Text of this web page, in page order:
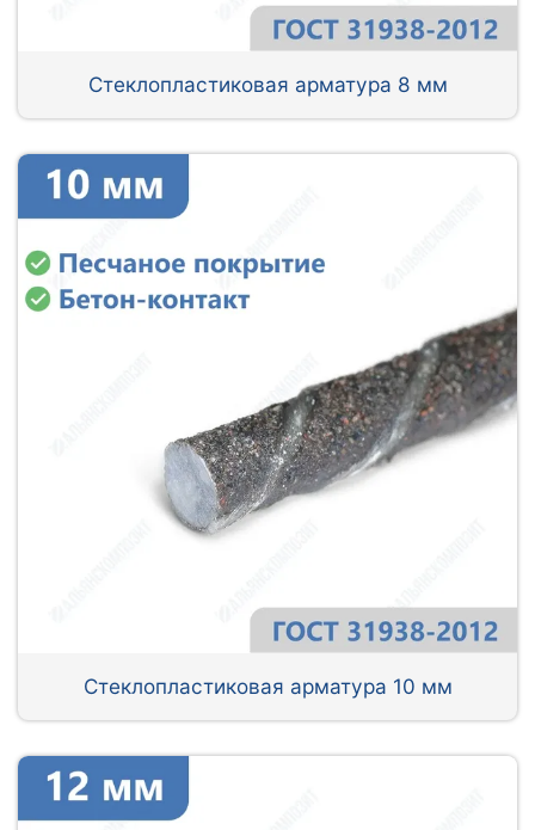
Стеклопластиковая арматура 8 мм
Стеклопластиковая арматура 10 мм